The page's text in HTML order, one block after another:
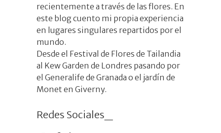
recientemente a través de las flores. En
este blog cuento mi propia experiencia
en lugares singulares repartidos por el
mundo.
Desde el Festival de Flores de Tailandia
al Kew Garden de Londres pasando por
el Generalife de Granada o el jardín de
Monet en Giverny.
Redes Sociales_